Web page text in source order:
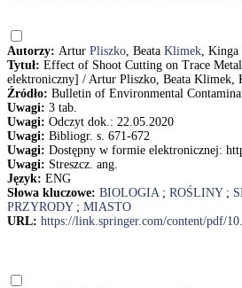
Autorzy: Artur Pliszko, Beata Klimek, Kinga
Tytuł: Effect of Shoot Cutting on Trace
elektroniczny] / Artur Pliszko, Beata Klimek,
Źródło: Bulletin of Environmental
Uwagi: 3 tab.
Uwagi: Odczyt dok.: 22.05.2020
Uwagi: Bibliogr. s. 671-672
Uwagi: Dostępny w formie elektronicznej:
Uwagi: Streszcz. ang.
Język: ENG
Słowa kluczowe: BIOLOGIA; ROŚLINY;
PRZYRODY; MIASTO
URL: https://link.springer.com/content/pdf/